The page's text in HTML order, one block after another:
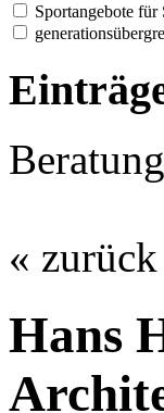
Sportangebote für
« zurück
Hans